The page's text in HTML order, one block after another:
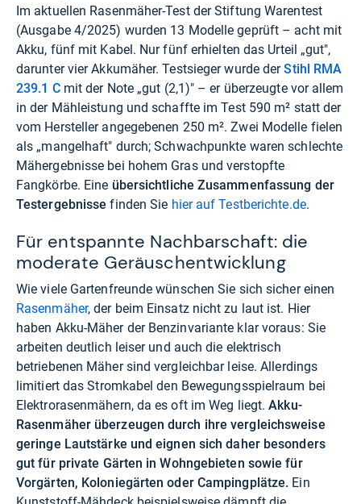
Im aktuellen Rasenmäher-Test der Stiftung Warentest
(Ausgabe 4/2025) wurden 13 Modelle geprüft – acht mit
Akku, fünf mit Kabel. Nur fünf erhielten das Urteil „gut",
darunter vier Akkumäher. Testsieger wurde derStihl RMA
239.1 Cmit der Note „gut (2,1)" – er überzeugte vor allem
in der Mähleistung und schaffte im Test 590 m² statt der
vom Hersteller angegebenen 250 m². Zwei Modelle fielen
als „mangelhaft" durch; Schwachpunkte waren schlechte
Mähergebnisse bei hohem Gras und verstopfte
Fangkörbe. Eine übersichtliche Zusammenfassung der
Testergebnisse finden Sie hier auf Testberichte.de.
Für entspannte Nachbarschaft: die
moderate Geräuschentwicklung
Wie viele Gartenfreunde wünschen Sie sich sicher einen
Rasenmäher, der beim Einsatz nicht zu laut ist. Hier
haben Akku-Mäher der Benzinvariante klar voraus: Sie
arbeiten deutlich leiser und auch die elektrisch
betriebenen Mäher sind vergleichbar leise. Allerdings
limitiert das Stromkabel den Bewegungsspielraum bei
Elektrorasenmähern, da es oft im Weg liegt.Akku-
Rasenmäher überzeugen durch ihre vergleichsweise
geringe Lautstärke und eignen sich daher besonders
gut für private Gärten in Wohngebieten sowie für
Vorgärten, Koloniegärten oder Campingplätze. Ein